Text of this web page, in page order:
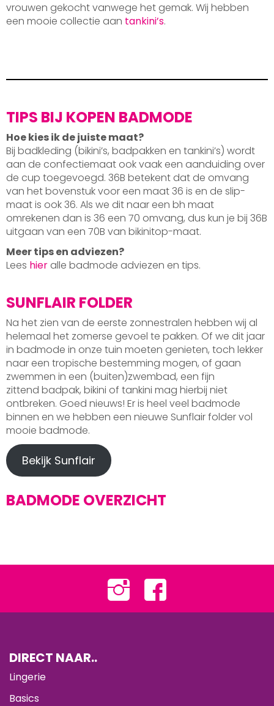
vrouwen gekocht vanwege het gemak. Wij hebben
een mooie collectie aan tankini’s.
TIPS BIJ KOPEN BADMODE
Hoe kies ik de juiste maat?
Bij badkleding (bikini’s, badpakken en tankini’s) wordt
aan de confectiemaat ook vaak een aanduiding over
de cup toegevoegd. 36B betekent dat de omvang
van het bovenstuk voor een maat 36 is en de slip-
maat is ook 36. Als we dit naar een bh maat
omrekenen dan is 36 een 70 omvang, dus kun je bij 36B
uitgaan van een 70B van bikinitop-maat.
Meer tips en adviezen?
Lees hier alle badmode adviezen en tips.
SUNFLAIR FOLDER
Na het zien van de eerste zonnestralen hebben wij al
helemaal het zomerse gevoel te pakken. Of we dit jaar
in badmode in onze tuin moeten genieten, toch lekker
naar een tropische bestemming mogen, of gaan
zwemmen in een (buiten)zwembad, een fijn
zittend badpak, bikini of tankini mag hierbij niet
ontbreken. Goed nieuws! Er is heel veel badmode
binnen en we hebben een nieuwe Sunflair folder vol
mooie badmode.
Bekijk Sunflair
BADMODE OVERZICHT
DIRECT NAAR..
Lingerie
Basics